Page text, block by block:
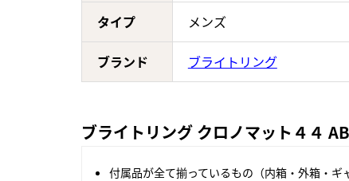
タイプ メンズ
ブランド ブライトリング
ブライトリング クロノマット４４
付属品が全て揃っているもの（内箱・外箱・ギ